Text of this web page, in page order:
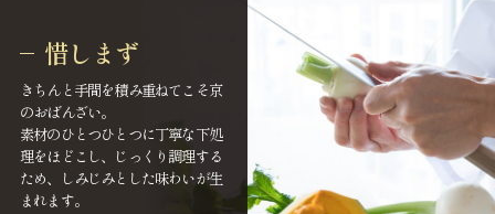
惜しまず
きちんと手間を積み重ねてこそ京
のおばんざい。
素材のひとつひとつに丁寧な下処
理をほどこし、じっくり調理する
ため、しみじみとした味わいが生
まれます。